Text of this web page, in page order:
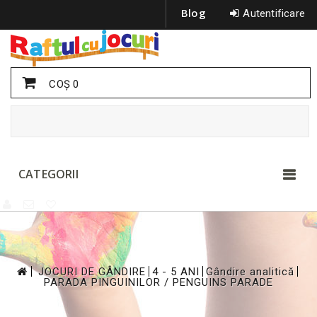
Autentificare
Blog
COŞ0
CATEGORII
>
JOCURI DE GÂNDIRE 4 - 5 ANI
Gândire analitică
PARADA PINGUINILOR / PENGUINS PARADE